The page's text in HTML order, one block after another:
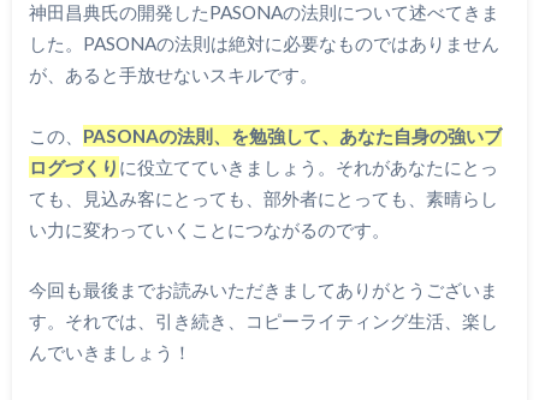
神田昌典氏の開発したPASONAの法則について述べてきま
した。PASONAの法則は絶対に必要なものではありません
が、あると手放せないスキルです。
この、 PASONAの法則、を勉強して、あなた自身の強いブ
ログづくり に役立てていきましょう。それがあなたにとっ
ても、見込み客にとっても、部外者にとっても、素晴らし
い力に変わっていくことにつながるのです。
今回も最後までお読みいただきましてありがとうございま
す。それでは、引き続き、コピーライティング生活、楽し
んでいきましょう！